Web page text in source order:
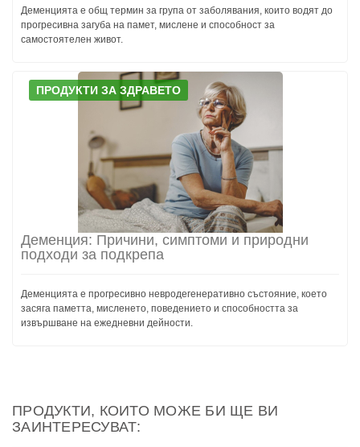
Деменцията е общ термин за група от заболявания, които водят до
прогресивна загуба на памет, мислене и способност за
самостоятелен живот.
ПРОДУКТИ ЗА ЗДРАВЕТО
Деменция: Причини, симптоми и природни
подходи за подкрепа
Деменцията е прогресивно невродегенеративно състояние, което
засяга паметта, мисленето, поведението и способността за
извършване на ежедневни дейности.
ПРОДУКТИ, КОИТО МОЖЕ БИ ЩЕ ВИ
ЗАИНТЕРЕСУВАТ: